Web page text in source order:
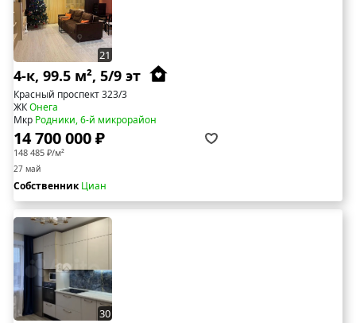
21
4-к, 99.5 м², 5/9 эт
Красный проспект 323/3
ЖКОнега
Мкр Родники, 6-й микрорайон
14 700 000 ₽
148 485 ₽/м²
27 май
СобственникЦиан
30